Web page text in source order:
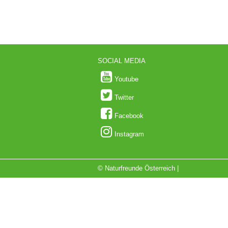
SOCIAL MEDIA
Youtube
Twitter
Facebook
Instagram
© Naturfreunde Österreich |